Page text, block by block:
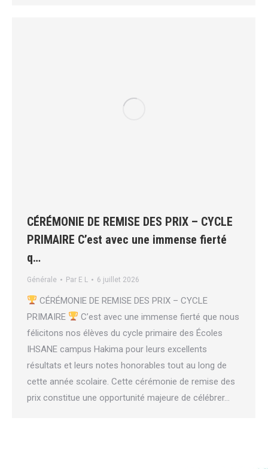
CÉRÉMONIE DE REMISE DES PRIX – CYCLE
PRIMAIRE C’est avec une immense fierté
q…
Générale Par E L 6 juillet 2026
CÉRÉMONIE DE REMISE DES PRIX – CYCLE
PRIMAIRE
C’est avec une immense fierté que nous
félicitons nos élèves du cycle primaire des Écoles
IHSANE campus Hakima pour leurs excellents
résultats et leurs notes honorables tout au long de
cette année scolaire. Cette cérémonie de remise des
prix constitue une opportunité majeure de célébrer…